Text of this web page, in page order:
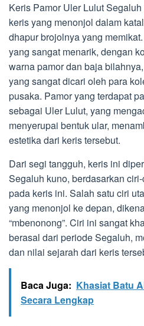
Keris Pamor Uler Lulut
keris yang menonjol dalam
dhapur brojolnya yang
yang sangat menarik, dengan
warna pamor dan baja
yang sangat dicari oleh para
pusaka. Pamor yang terdapat
sebagai Uler Lulut, yang
menyerupai bentuk ular,
estetika dari keris tersebut.
Dari segi tangguh, keris ini
Segaluh kuno, berdasarkan
pada keris ini. Salah satu ciri
yang menonjol ke depan,
“mbenonong”. Ciri ini sangat
berasal dari periode Segaluh,
dan nilai sejarah dari keris
Baca Juga: Khasiat Batu
Secara Lengkap